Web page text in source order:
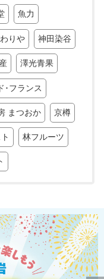
魚力
りや 神田染谷
澤光青果
･フランス
まつおか 京樽
林フルーツ